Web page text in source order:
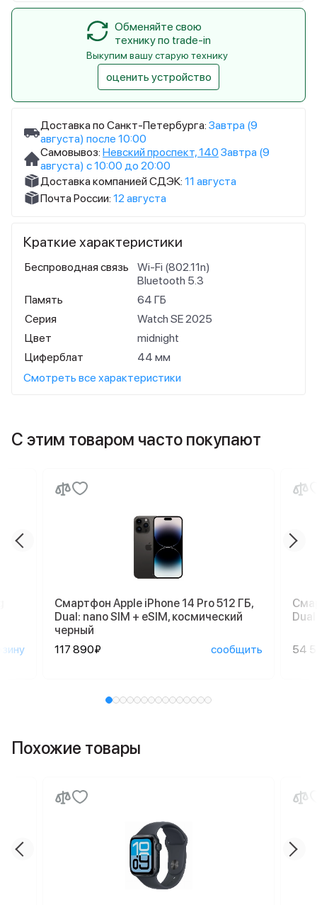
Доставка по Санкт-Петербурга: Завтра (9
августа) после 10:00
Самовывоз: Невский проспект, 140 Завтра (9
августа) с 10:00 до 20:00
Доставка компанией СДЭК: 11 августа
Почта России: 12 августа
Краткие характеристики
Беспроводная связь
Wi-Fi (802.11n)
Bluetooth 5.3
Память
64 ГБ
Серия
Watch SE 2025
Цвет
midnight
Циферблат
44 мм
Смотреть все характеристики
Обменяйте свою
технику по trade-in
Выкупим вашу старую технику
оценить устройство
С этим товаром часто покупают
Смартфон Apple iPhone 14 Pro 512 ГБ,
Dual: nano SIM + eSIM, космический
черный
117 890₽
сообщить 54
Похожие товары